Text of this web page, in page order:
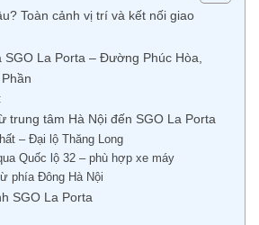
Toàn cảnh vị trí và kết nối giao
La Porta – Đường Phúc Hòa,
trung tâm Hà Nội đến SGO La Porta
– Đại lộ Thăng Long
Quốc lộ 32 – phù hợp xe máy
phía Đông Hà Nội
SGO La Porta